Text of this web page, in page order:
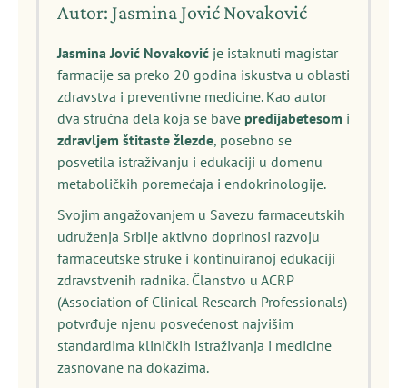
Autor: Jasmina Jović Novaković
Jasmina Jović Novaković je istaknuti magistar
farmacije sa preko 20 godina iskustva u oblasti
zdravstva i preventivne medicine. Kao autor
dva stručna dela koja se bave predijabetesom i
zdravljem štitaste žlezde, posebno se
posvetila istraživanju i edukaciji u domenu
metaboličkih poremećaja i endokrinologije.
Svojim angažovanjem u Savezu farmaceutskih
udruženja Srbije aktivno doprinosi razvoju
farmaceutske struke i kontinuiranoj edukaciji
zdravstvenih radnika. Članstvo u ACRP
(Association of Clinical Research Professionals)
potvrđuje njenu posvećenost najvišim
standardima kliničkih istraživanja i medicine
zasnovane na dokazima.